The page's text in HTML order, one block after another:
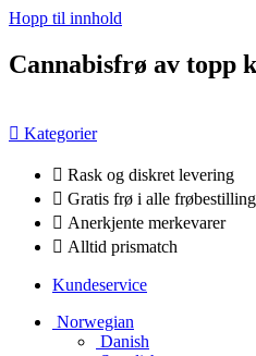
Hopp til innhold
Cannabisfrø av topp
Kategorier
Rask og diskret levering
Gratis frø i alle
Anerkjente merkevarer
Alltid prismatch
Kundeservice
Norwegian
Danish